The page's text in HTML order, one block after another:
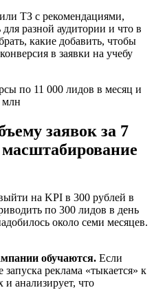
ТЗ с рекомендациями,
разной аудитории и что в
какие добавить, чтобы
в заявки на учебу
заявок за 7
на KPI в 300 рублей в
по 300 лидов в день
около семи месяцев.
обучаются. Если
реклама «тыкается» к
анализирует, что